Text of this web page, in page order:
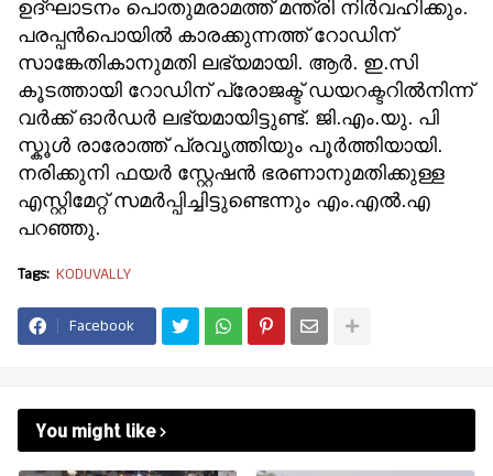
ഉദ്ഘാടനം പൊതുമരാമത്ത് മന്ത്രി നിർവഹിക്കും.
പരപ്പൻപൊയിൽ കാരക്കുന്നത്ത് റോഡിന്
സാങ്കേതികാനുമതി ലഭ്യമായി. ആർ. ഇ.സി
കൂടത്തായി റോഡിന് പ്രോജക്ട് ഡയറക്ടറിൽനിന്ന്
വർക്ക് ഓർഡർ ലഭ്യമായിട്ടുണ്ട്. ജി.എം.യു. പി
സ്കൂൾ രാരോത്ത് പ്രവൃത്തിയും പൂർത്തിയായി.
നരിക്കുനി ഫയർ സ്റ്റേഷൻ ഭരണാനുമതിക്കുള്ള
എസ്റ്റിമേറ്റ് സമർപ്പിച്ചിട്ടുണ്ടെന്നും എം.എൽ.എ
പറഞ്ഞു.
Tags: KODUVALLY
Facebook
You might like